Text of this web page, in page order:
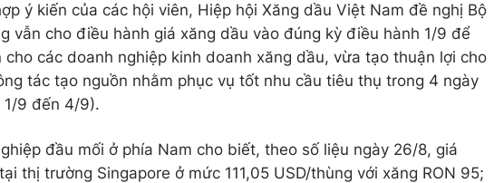
ý kiến của các hội viên, Hiệp hội Xăng dầu Việt Nam đề nghị Bộ
vẫn cho điều hành giá xăng dầu vào đúng kỳ điều hành 1/9 để
các doanh nghiệp kinh doanh xăng dầu, vừa tạo thuận lợi cho
tác tạo nguồn nhằm phục vụ tốt nhu cầu tiêu thụ trong 4 ngày
1/9 đến 4/9).
đầu mối ở phía Nam cho biết, theo số liệu ngày 26/8, giá
thị trường Singapore ở mức 111,05 USD/thùng với xăng RON 95;